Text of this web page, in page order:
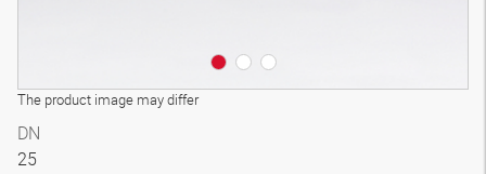
The product image may differ
DN
25